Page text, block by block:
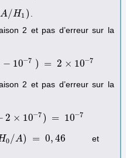
A/H1 )
/H1)
2 et pas d’erreur sur la
− 10−7 ) = 2 × 10−7
−10−7 2 ×10 −7
2 et pas d’erreur sur la
2 × 10−7 ) = 10−7
2× 10 −7) 10 −7
0 /A) = 0, 46
0/A) = ,46
et